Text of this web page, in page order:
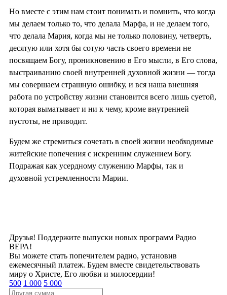
Но вместе с этим нам стоит понимать и помнить, что когда
мы делаем только то, что делала Марфа, и не делаем того,
что делала Мария, когда мы не только половину, четверть,
десятую или хотя бы сотую часть своего времени не
посвящаем Богу, проникновению в Его мысли, в Его слова,
выстраиванию своей внутренней духовной жизни — тогда
мы совершаем страшную ошибку, и вся наша внешняя
работа по устройству жизни становится всего лишь суетой,
которая выматывает и ни к чему, кроме внутренней
пустоты, не приводит.
Будем же стремиться сочетать в своей жизни необходимые
житейские попечения с искренним служением Богу.
Подражая как усердному служению Марфы, так и
духовной устремленности Марии.
Друзья! Поддержите выпуски новых программ Радио
ВЕРА!
Вы можете стать попечителем радио, установив
ежемесячный платеж. Будем вместе свидетельствовать
миру о Христе, Его любви и милосердии!
500 1 000 5 000